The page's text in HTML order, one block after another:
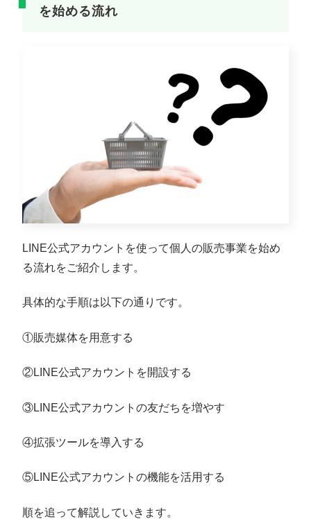
を始める流れ
LINE公式アカウントを使って個人の販売事業を始め
る流れをご紹介します。
具体的な手順は以下の通りです。
①販売媒体を用意する
②LINE公式アカウントを開設する
③LINE公式アカウントの友だちを増やす
④拡張ツールを導入する
⑤LINE公式アカウントの機能を活用する
順を追って解説していきます。